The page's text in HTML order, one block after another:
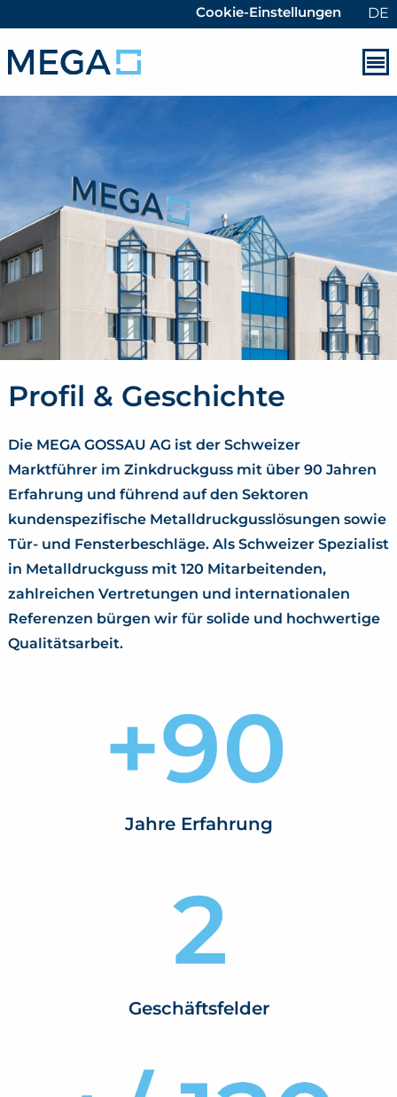
Cookie-Einstellungen DE
Profil & Geschichte
Die MEGA GOSSAU AG ist der Schweizer
Marktführer im Zinkdruckguss mit über 90 Jahren
Erfahrung und führend auf den Sektoren
kundenspezifische Metalldruckgusslösungen sowie
Tür- und Fensterbeschläge. Als Schweizer Spezialist
in Metalldruckguss mit 120 Mitarbeitenden,
zahlreichen Vertretungen und internationalen
Referenzen bürgen wir für solide und hochwertige
Qualitätsarbeit.
Jahre Erfahrung
Geschäftsfelder